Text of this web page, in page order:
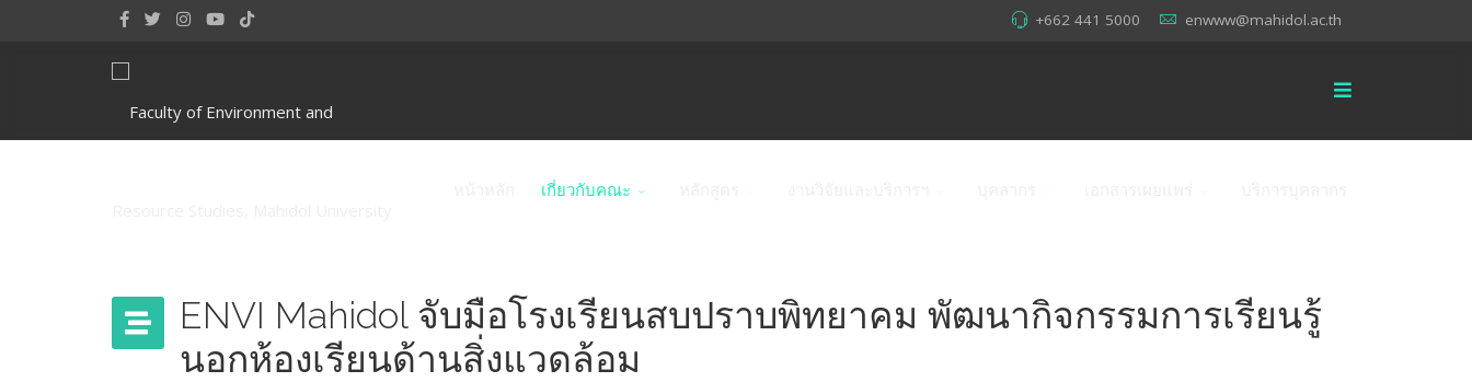
+662 441 5000 enwww@mahidol.ac.th
เกี่ยวกับคณะ
ENVI Mahidol จับมือโรงเรียนสบปราบพิทยาคม พัฒนากิจกรรมการเรียนรู้
นอกห้องเรียนด้านสิ่งแวดล้อม